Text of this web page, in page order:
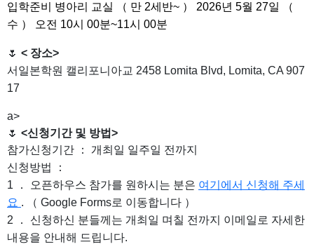
입학준비 병아리 교실 （ 만 2세반~ ） 2026년 5월 27일 （
수 ） 오전 10시 00분~11시 00분
🌷 < 장소>
서일본학원 캘리포니아교 2458 Lomita Blvd, Lomita, CA 907
17
a>
🌷 <신청기간 및 방법>
참가신청기간 ： 개최일 일주일 전까지
신청방법 ：
1 ． 오픈하우스 참가를 원하시는 분은 여기에서 신청해 주세
요 . （ Google Forms로 이동합니다 ）
2 ． 신청하신 분들께는 개최일 며칠 전까지 이메일로 자세한
내용을 안내해 드립니다.